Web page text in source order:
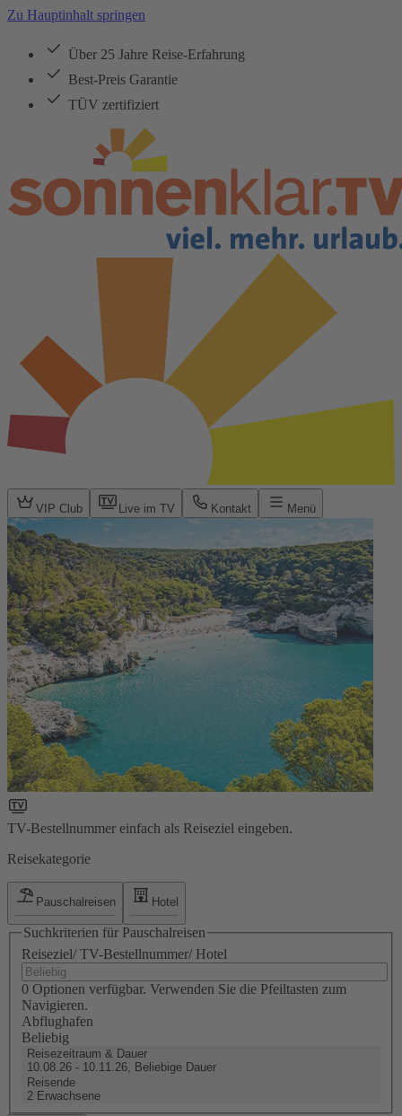
Zu Hauptinhalt springen
Über 25 Jahre Reise-Erfahrung
Best-Preis Garantie
TÜV zertifiziert
VIP Club Live im TV Kontakt Menü
TV-Bestellnummer einfach als Reiseziel eingeben.
Reisekategorie
Pauschalreisen Hotel
Suchkriterien für Pauschalreisen
Reiseziel/ TV-Bestellnummer/ Hotel
0 Optionen verfügbar. Verwenden Sie die Pfeiltasten zum
Navigieren.
Abflughafen
Beliebig
Reisezeitraum & Dauer
10.08.26 - 10.11.26, Beliebige Dauer
Reisende
2 Erwachsene